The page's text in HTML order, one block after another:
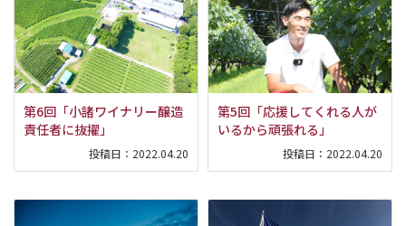
第6回「小諸ワイナリー醸造
責任者に抜擢」
投稿日： 2022.04.20
第5回「応援してくれる人が
いるから頑張れる」
投稿日： 2022.04.20